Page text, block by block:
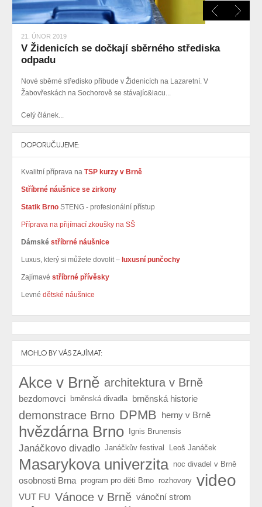
21. ÚNOR 2019
V Židenicích se dočkají sběrného střediska
odpadu
Nové sběrné středisko přibude v Židenicích na Lazaretní. V
Žabovřeskách na Sochorově se stávajíc&iacu...
Celý článek...
DOPORUČUJEME:
Kvalitní příprava na TSP kurzy v Brně
Stříbrné náušnice se zirkony
Statik Brno STENG - profesionální přístup
Příprava na přijímací zkoušky na SŠ
Dámské stříbrné náušnice
Luxus, který si můžete dovolit – luxusní punčochy
Zajímavé stříbrné přívěsky
Levné dětské náušnice
MOHLO BY VÁS ZAJÍMAT:
Akce v Brně architektura v Brně
bezdomovci brněnská divadla brněnská historie
demonstrace Brno DPMB herny v Brně
hvězdárna Brno Ignis Brunensis
Janáčkovo divadlo Janáčkův festival Leoš Janáček
Masarykova univerzita noc divadel v Brně
osobnosti Brna program pro děti Brno rozhovory video
VUT FU Vánoce v Brně vánoční strom